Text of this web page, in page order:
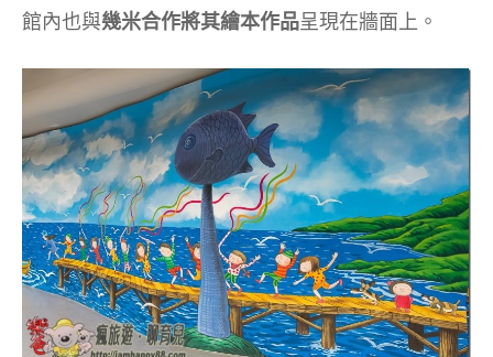
館內也與幾米合作將其繪本作品呈現在牆面上。